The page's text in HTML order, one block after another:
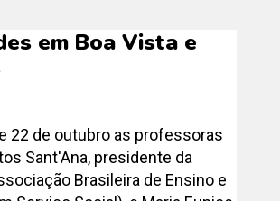
em Boa Vista e
22 de outubro as professoras
Sant'Ana, presidente da
Brasileira de Ensino e